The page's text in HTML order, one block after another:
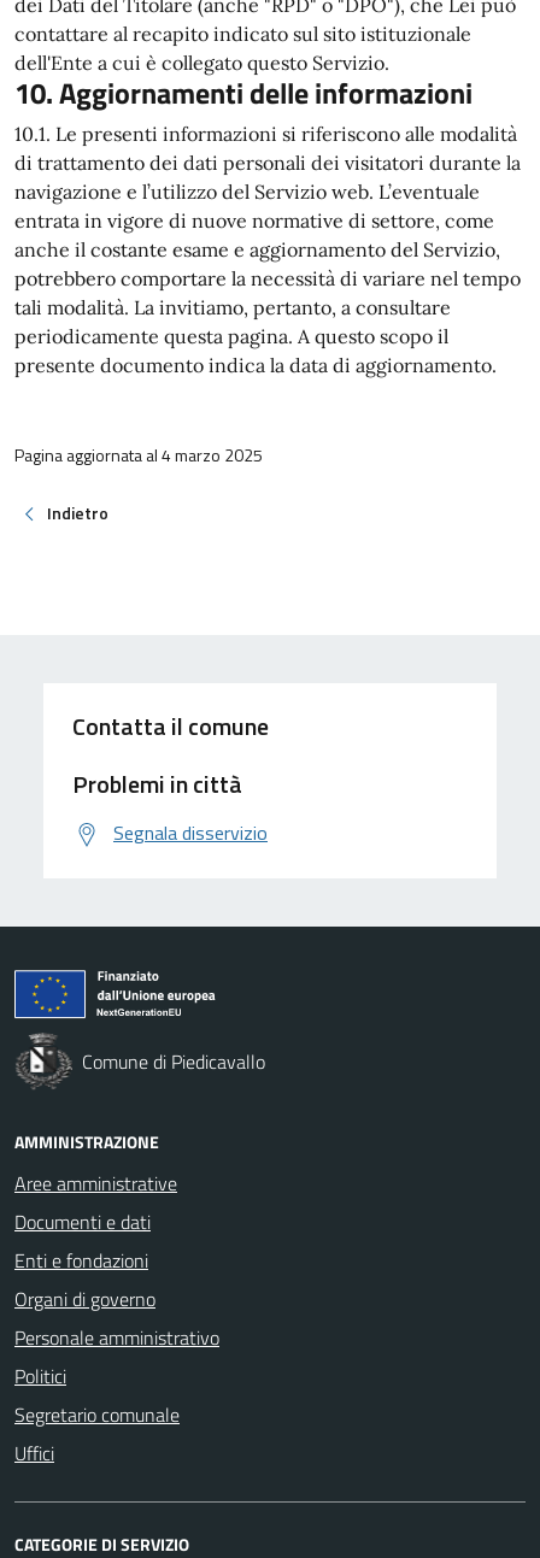
dei Dati del Titolare (anche "RPD" o "DPO"), che Lei può
contattare al recapito indicato sul sito istituzionale
dell'Ente a cui è collegato questo Servizio.
10. Aggiornamenti delle informazioni
10.1. Le presenti informazioni si riferiscono alle modalità
di trattamento dei dati personali dei visitatori durante la
navigazione e l’utilizzo del Servizio web. L’eventuale
entrata in vigore di nuove normative di settore, come
anche il costante esame e aggiornamento del Servizio,
potrebbero comportare la necessità di variare nel tempo
tali modalità. La invitiamo, pertanto, a consultare
periodicamente questa pagina. A questo scopo il
presente documento indica la data di aggiornamento.
Pagina aggiornata al 4 marzo 2025
Indietro
Contatta il comune
Problemi in città
Segnala disservizio
Comune di Piedicavallo
AMMINISTRAZIONE
Aree amministrative
Documenti e dati
Enti e fondazioni
Organi di governo
Personale amministrativo
Politici
Segretario comunale
Uffici
CATEGORIE DI SERVIZIO